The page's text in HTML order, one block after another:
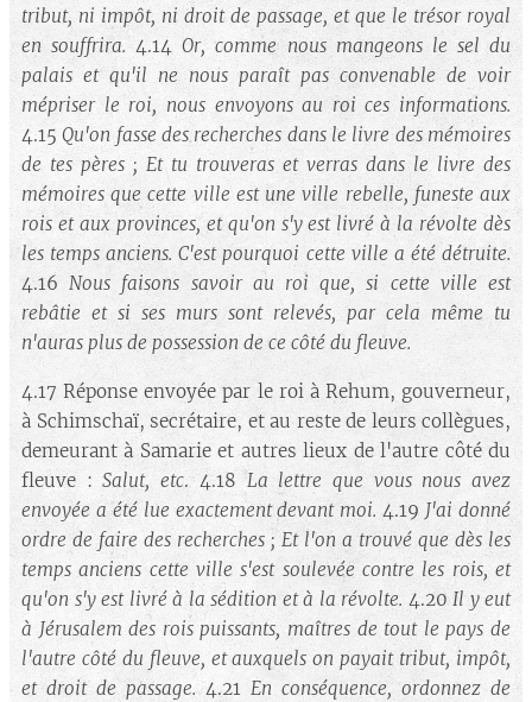
tribut, ni impôt, ni droit de passage, et que le trésor royal
en souffrira.4.14Or, comme nous mangeons le sel du
palais et qu'il ne nous paraît pas convenable de voir
mépriser le roi, nous envoyons au roi ces informations.
4.15Qu'on fasse des recherches dans le livre des mémoires
de tes pères ; Et tu trouveras et verras dans le livre des
mémoires que cette ville est une ville rebelle, funeste aux
rois et aux provinces, et qu'on s'y est livré à la révolte dès
les temps anciens. C'est pourquoi cette ville a été détruite.
4.16Nous faisons savoir au roi que, si cette ville est
rebâtie et si ses murs sont relevés, par cela même tu
n'auras plus de possession de ce côté du fleuve.
4.17 Réponse envoyée par le roi à Rehum, gouverneur,
à Schimschaï, secrétaire, et au reste de leurs collègues,
demeurant à Samarie et autres lieux de l'autre côté du
fleuve :Salut, etc. 4.18La lettre que vous nous avez
envoyée a été lue exactement devant moi.4.19 J'ai donné
ordre de faire des recherches ; Et l'on a trouvé que dès les
temps anciens cette ville s'est soulevée contre les rois, et
qu'on s'y est livré à la sédition et à la révolte. 4.20 Il y eut
à Jérusalem des rois puissants, maîtres de tout le pays de
l'autre côté du fleuve, et auxquels on payait tribut, impôt,
et droit de passage.4.21 En conséquence, ordonnez de